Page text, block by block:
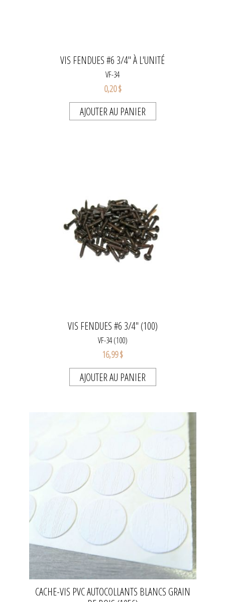
VIS FENDUES #6 3/4" À L'UNITÉ
VF-34
0,20 $
AJOUTER AU PANIER
VIS FENDUES #6 3/4" (100)
VF-34 (100)
16,99 $
AJOUTER AU PANIER
CACHE-VIS PVC AUTOCOLLANTS BLANCS GRAIN